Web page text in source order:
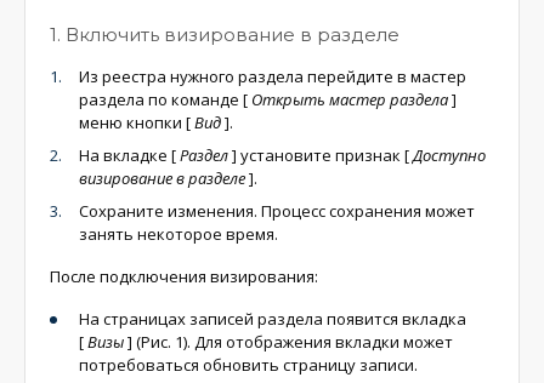
1. Включить визирование в разделе
Из реестра нужного раздела перейдите в мастер
раздела по команде [ Открыть мастер раздела]
меню кнопки [Вид].
На вкладке [Раздел] установите признак [Доступно
визирование в разделе].
Сохраните изменения. Процесс сохранения может
занять некоторое время.
После подключения визирования:
На страницах записей раздела появится вкладка
[Визы] (Рис. 1). Для отображения вкладки может
потребоваться обновить страницу записи.